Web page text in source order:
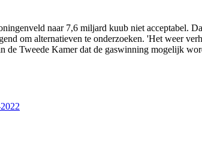
naar 7,6 miljard kuub niet acceptabel.
om alternatieven te onderzoeken. 'Het weer
de Tweede Kamer dat de gaswinning mogelijk